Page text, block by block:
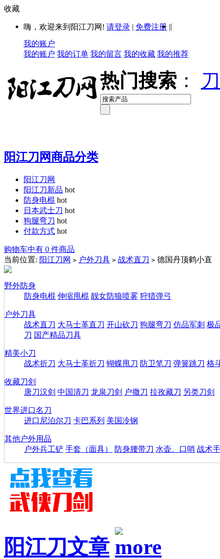
收藏
嗨，欢迎来到阳江刀网! 请登录 | 免费注册 ||
我的账户
我的账户 我的订单 我的留言 我的收藏 我的推荐
热门搜索 ：
阳江刀网商品分类
阳江刀网
阳江刀新品 hot
防身电棍 hot
日本武士刀 hot
狗腿弯刀 hot
付款方式 hot
购物车中有 0 件商品
当前位置: 阳江刀网 > 户外刀具 > 战术直刀 > 德国丹顶鹤小直
野外防身
防身电棍 伸缩甩棍 靓女防狼喷雾 狩猎弹弓
户外刀具
战术直刀 大马士革直刀 开山砍刀 狗腿弯刀 仿品军刺 极
刀 国产精品刀具
精美小刀
战术折刀 大马士革折刀 蝴蝶甩刀 防卫笔刀 弹簧跳刀 格
收藏刀剑
唐刀汉剑 中国清刀 龙泉刀剑 户撒刀 拉孜藏刀 另类刀剑
世界进口名刀
进口尼泊尔刀 卡巴系列 美国冷钢
其他户外用品
户外兵工铲 手套（面具） 防身腰带刀 水壶、口哨 战术
阳江刀文章